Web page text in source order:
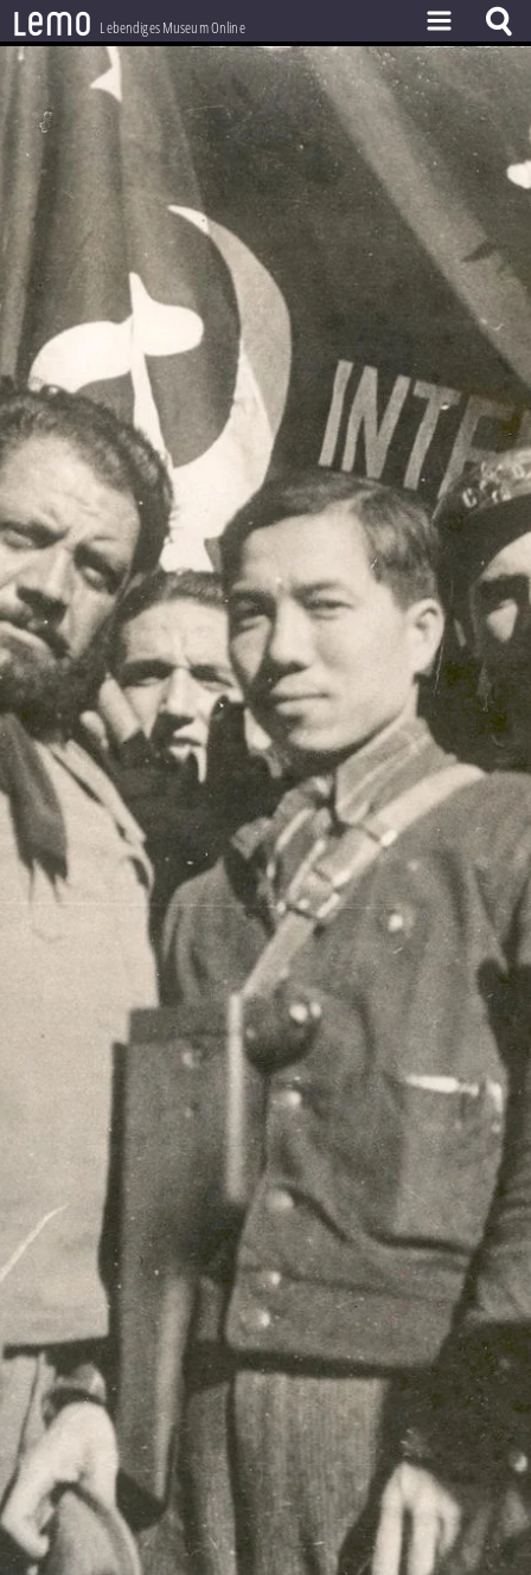
lemo Lebendiges Museum Online
ZEITSTRAHL
THEMEN
ZEITZEUGEN
BESTAND
LERNEN
PROJEKT